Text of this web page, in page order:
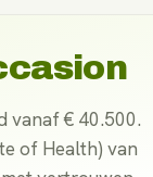
vanaf € 40.500.
of Health) van